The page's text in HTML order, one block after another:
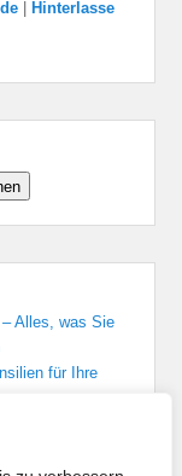
Hinterlasse
Alles, was Sie
für Ihre
besten Hotels
Guide